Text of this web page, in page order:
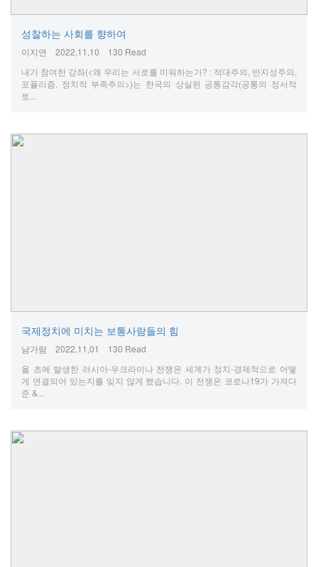
성찰하는 사회를 향하여
이지연 2022,11,10
130 Read
내가 참여한 강좌(<왜 우리는 서로를 미워하는가? : 적대주의, 반지성주의,
포퓰리즘, 정치적 부족주의>)는 한국의 상실된 공통감각(공통의 정서적
토...
국제정치에 미치는 보통사람들의 힘
남가람 2022,11,01
130 Read
올 초에 발생한 러시아-우크라이나 전쟁은 세계가 정치-경제적으로 어떻
게 연결되어 있는지를 잊지 않게 했습니다. 이 전쟁은 코로나19가 가져다
준 &...